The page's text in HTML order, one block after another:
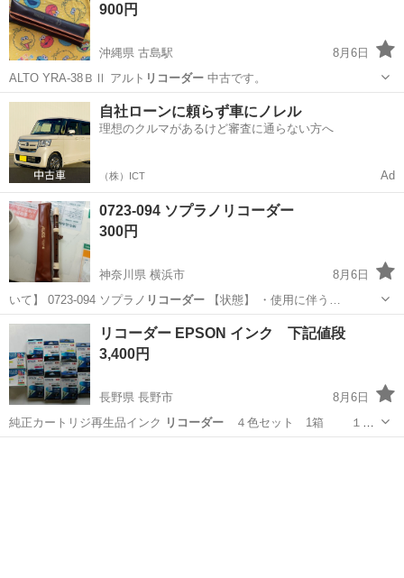
リコーダー
900円
沖縄県 古島駅
8月6日
ALTO YRA-38ＢⅡ アルト リコーダー 中古です。
沖縄 那覇市 古島駅 管楽器、笛、ハーモニカ
リコーダー
自社ローンに頼らず車にノレル
理想のクルマがあるけど審査に通らない方へ
（株）ICT Ad
0723-094 ソプラノリコーダー
300円
神奈川県 横浜市
8月6日
いて】 0723-094 ソプラノ リコーダー 【状態】 ・使用に伴う…
神奈川 横浜市 管楽器、笛、ハーモニカ ソプラノ
リコーダー EPSON インク 下記値段
3,400円
長野県 長野市
8月6日
純正カートリジ再生品インク リコーダー４色セット 1箱 １
箱 約 …